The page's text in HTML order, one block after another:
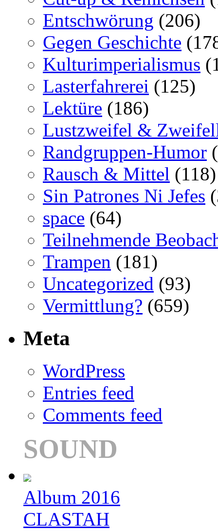
Entschwörung (206)
Gegen Geschichte
Kulturimperialismus
Lasterfahrerei (125)
Lektüre (186)
Lustzweifel &
Randgruppen-Humor
Rausch & Mittel (118)
Sin Patrones Ni Jefes
space (64)
Teilnehmende
Trampen (181)
Uncategorized (93)
Vermittlung? (659)
Meta
WordPress
Entries feed
Comments feed
SOUND
Album 2016
CLASTAH